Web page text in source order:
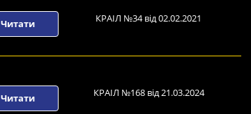
Читати КРАІЛ №34 від 02.02.2021
Читати КРАІЛ №168 від 21.03.2024